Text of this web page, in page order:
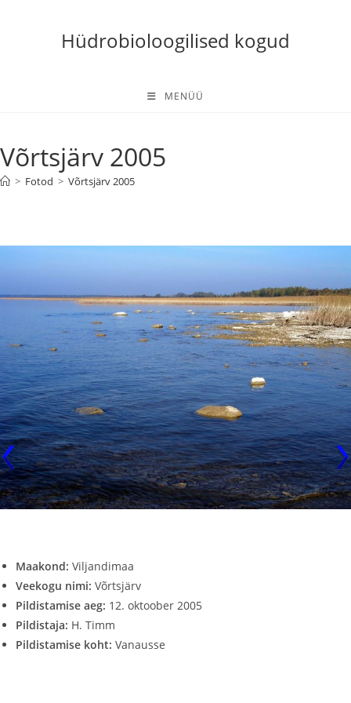
Hüdrobioloogilised kogud
MENÜÜ
Võrtsjärv 2005
> Fotod > Võrtsjärv 2005
Maakond: Viljandimaa
Veekogu nimi: Võrtsjärv
Pildistamise aeg: 12. oktoober 2005
Pildistaja: H. Timm
Pildistamise koht: Vanausse